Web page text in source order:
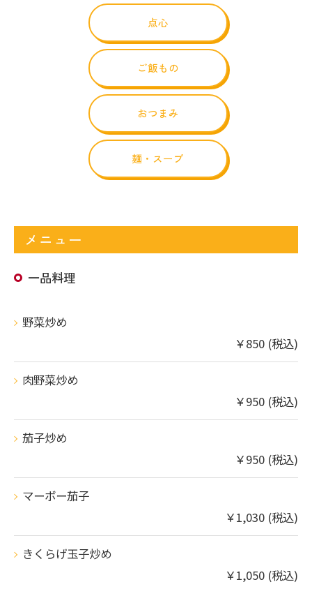
点心
ご飯もの
おつまみ
麺・スープ
メニュー
一品料理
野菜炒め
￥850 (税込)
肉野菜炒め
￥950 (税込)
茄子炒め
￥950 (税込)
マーボー茄子
￥1,030 (税込)
きくらげ玉子炒め
￥1,050 (税込)